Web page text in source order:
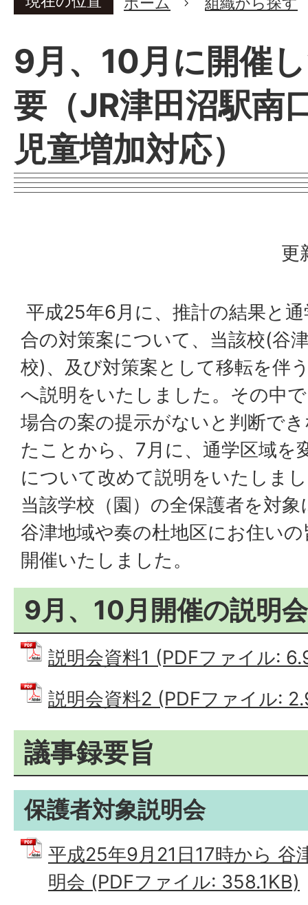
9月、10月に開催
要（JR津田沼駅南
児童増加対応）
更
平成25年6月に、推計の結果と
合の対策案について、当該校(谷
校)、及び対策案として移転を伴
へ説明をいたしました。その中
場合の案の提示がないと判断で
たことから、7月に、通学区域を
について改めて説明をいたしま
当該学校（園）の全保護者を対
谷津地域や奏の杜地区にお住い
開催いたしました。
9月、10月開催の説明
説明会資料1 (PDFファイル:
説明会資料2 (PDFファイル:
議事録要旨
保護者対象説明会
平成25年9月21日17時から 谷
明会 (PDFファイル: 358.1KB)